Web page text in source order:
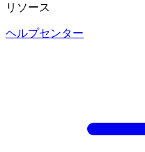
リソース
ヘルプセンター